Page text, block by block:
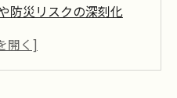
防災リスクの深刻化
化に及ぼす影響とは